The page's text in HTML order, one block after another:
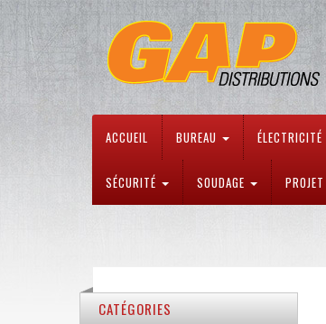
ACCUEIL BUREAU ÉLECTRICITÉ
SÉCURITÉ SOUDAGE
CATÉGORIES